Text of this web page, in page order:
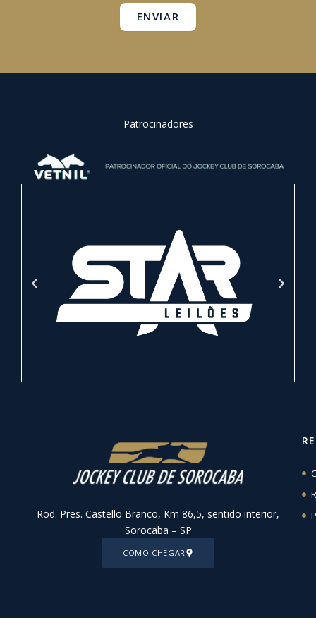
ENVIAR
Patrocinadores
Rod. Pres. Castello Branco, Km 86,5, sentido interior,
Sorocaba – SP
COMO CHEGAR